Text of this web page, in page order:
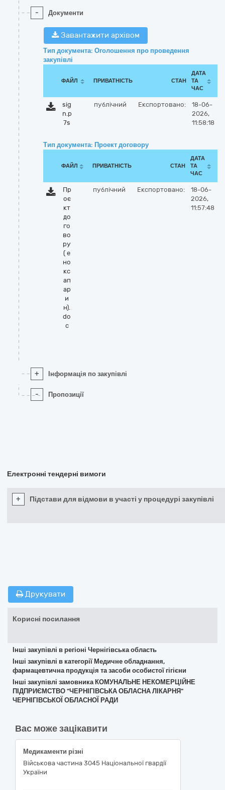
- Документи
Завантажити архівом
Тип документа: Оголошення про проведення
закупівлі
ФАЙЛ ПРИВАТНІСТЬ СТАН
ДАТА
ТА
ЧАС
sig
n.p
7s
публічний Експортовано:
18-06-
2026,
11:58:18
Тип документа: Проект договору
ФАЙЛ ПРИВАТНІСТЬ СТАН
ДАТА
ТА
ЧАС
Пр
оє
кт
до
го
во
ру
( е
но
кс
ап
ар
и
н).
do
c
публічний Експортовано:
18-06-
2026,
11:57:48
+ Інформація по закупівлі
- Пропозиції
Електронні тендерні вимоги
+ Підстави для відмови в участі у процедурі закупівлі
Друкувати
Корисні посилання
Інші закупівлі в регіоні Чернігівська область
Інші закупівлі в категорії Медичне обладнання,
фармацевтична продукція та засоби особистої гігієни
Інші закупівлі замовника КОМУНАЛЬНЕ НЕКОМЕРЦІЙНЕ
ПІДПРИЄМСТВО "ЧЕРНІГІВСЬКА ОБЛАСНА ЛІКАРНЯ"
ЧЕРНІГІВСЬКОЇ ОБЛАСНОЇ РАДИ
Вас може зацікавити
Медикаменти різні
Військова частина 3045 Національної гвардії
України